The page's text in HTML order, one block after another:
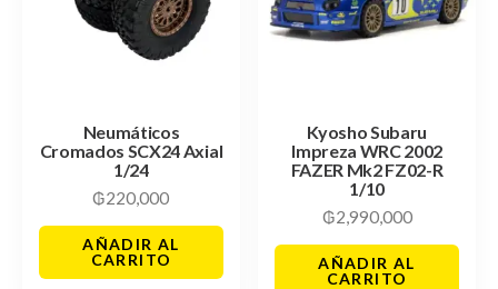
Neumáticos
Cromados SCX24 Axial
1/24
₲220,000
AÑADIR AL
CARRITO
Kyosho Subaru
Impreza WRC 2002
FAZER Mk2 FZ02-R
1/10
₲2,990,000
AÑADIR AL
CARRITO